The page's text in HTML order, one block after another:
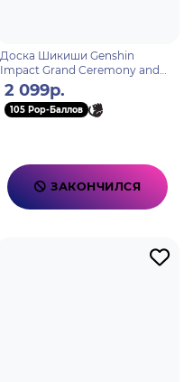
Доска Шикиши Genshin
Impact Grand Ceremony and
Wisdom Industry
6976068143741
2 099р.
105 Pop-Баллов
ЗАКОНЧИЛСЯ